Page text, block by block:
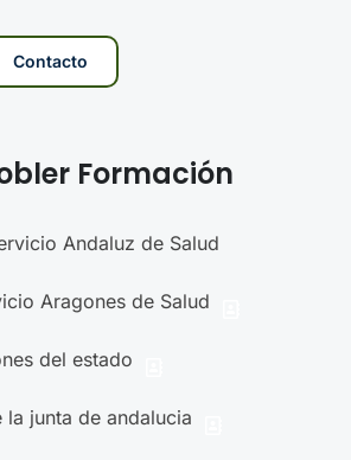
Contacto
Formación
Andaluz de Salud
Aragones de Salud
del estado
la junta de andalucia